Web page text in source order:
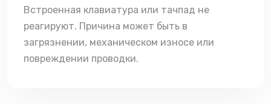
Встроенная клавиатура или тачпад не
реагируют. Причина может быть в
загрязнении, механическом износе или
повреждении проводки.